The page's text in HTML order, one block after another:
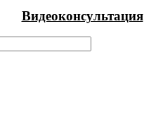
Видеоконсультация